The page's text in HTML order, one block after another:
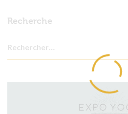
Recherche